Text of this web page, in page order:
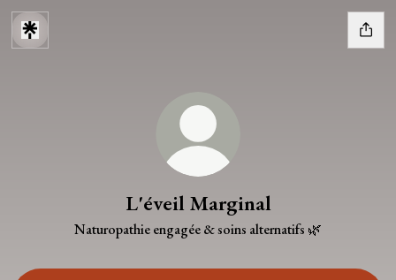
L'éveil Marginal
Naturopathie engagée & soins alternatifs 🌿